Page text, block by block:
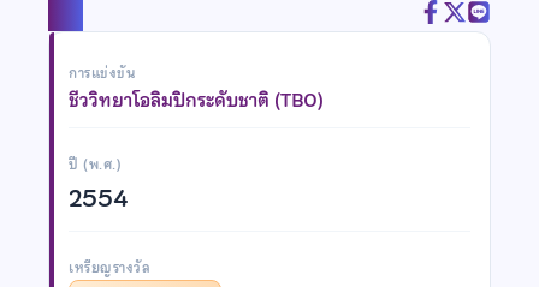
การแข่งขัน
ชีววิทยาโอลิมปิกระดับชาติ (TBO)
ปี (พ.ศ.)
2554
เหรียญรางวัล